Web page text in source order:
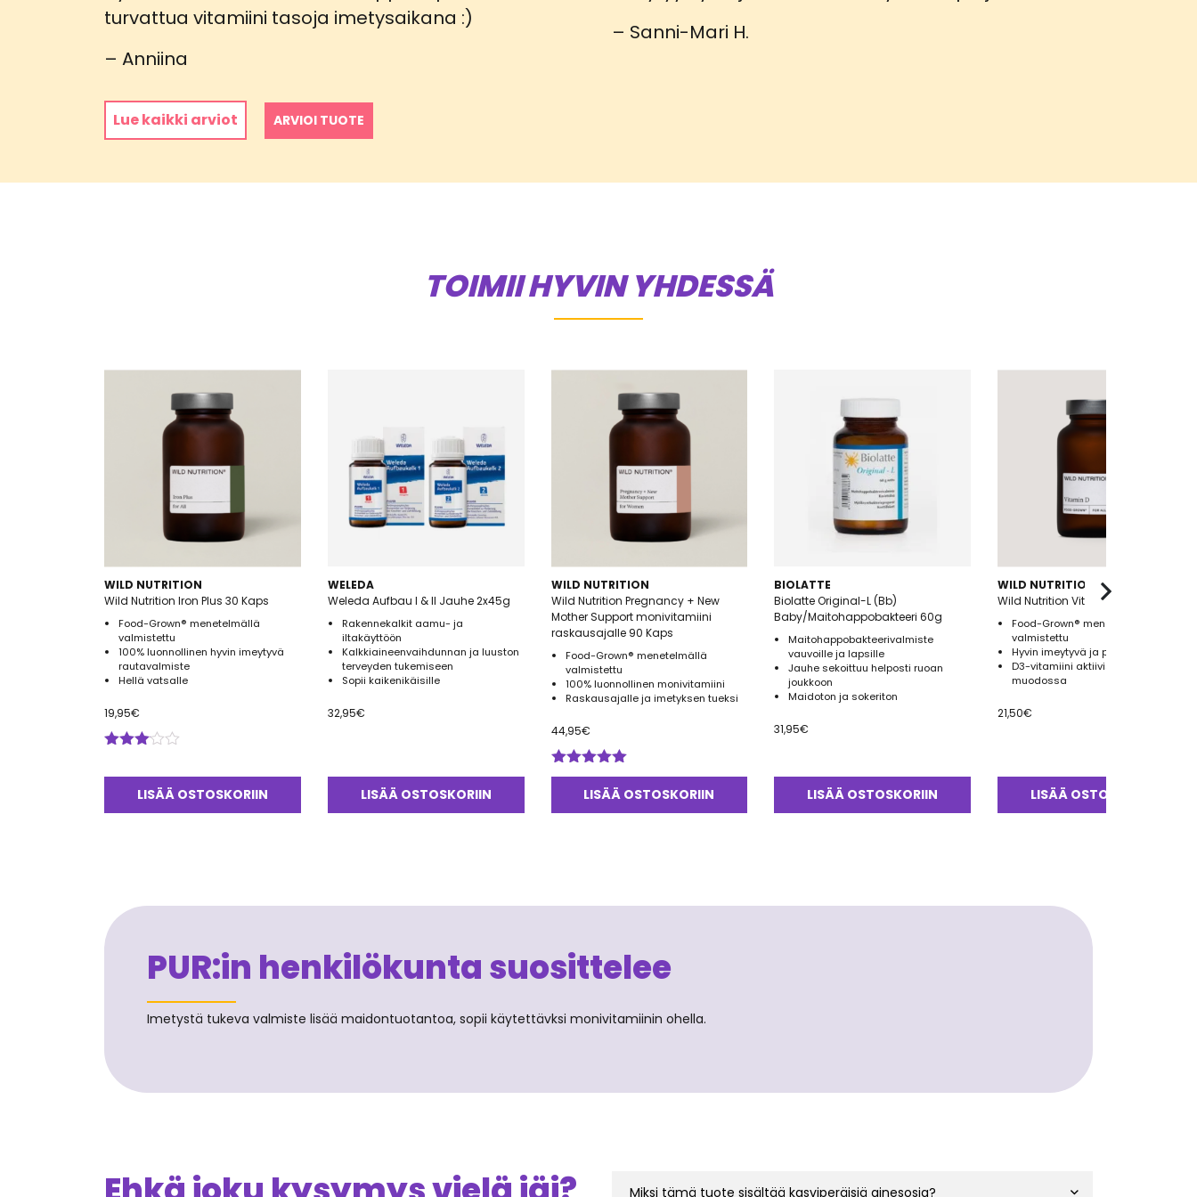
tuotteesta:
5/ 5
turvattua vitamiini tasoja imetysaikana :)
– Anniina
tuotteesta:
/ 5
– Sanni-Mari H.
Lue kaikki arviot ARVIOI TUOTE
TOIMII HYVIN YHDESSÄ
WILD NUTRITION
Wild Nutrition Iron Plus 30 Kaps
Food-Grown® menetelmällä
valmistettu
100% luonnollinen hyvin imeytyvä
rautavalmiste
Hellä vatsalle
19,95€
/LISÄÄ OSTOSKORIIN
WELEDA
Weleda Aufbau I & II Jauhe 2x45g
Rakennekalkit aamu- ja
iltakäyttöön
Kalkkiaineenvaihdunnan ja luuston
terveyden tukemiseen
Sopii kaikenikäisille
32,95€
LISÄÄ OSTOSKORIIN
WILD NUTRITION
Wild Nutrition Pregnancy + New
Mother Support monivitamiini
raskausajalle 90 Kaps
Food-Grown® menetelmällä
valmistettu
100% luonnollinen monivitamiini
Raskausajalle ja imetyksen tueksi
44,95€
Arvostelu
tuotteesta:
LISÄÄ OSTOSKORIIN
BIOLATTE
Biolatte Original-L (Bb)
Baby/Maitohappobakteeri 60g
Maitohappobakteerivalmiste
vauvoille ja lapsille
Jauhe sekoittuu helposti ruoan
joukkoon
Maidoton ja sokeriton
31,95€
LISÄÄ OSTOSKORIIN
WILD NUTRITION
Wild Nutrition Vitamin D 30 Kaps
Food-Grown® menetelmällä
valmistettu
Hyvin imeytyvä ja pitkävaikutteinen
D3-vitamiini aktiivisessa
muodossa
21,50€
LISÄÄ OSTOSKORIIN
PUR:in henkilökunta suosittelee
Imetystä tukeva valmiste lisää maidontuotantoa, sopii käytettävksi monivitamiinin ohella.
Miksi tämä tuote sisältää kasviperäisiä ainesosia?